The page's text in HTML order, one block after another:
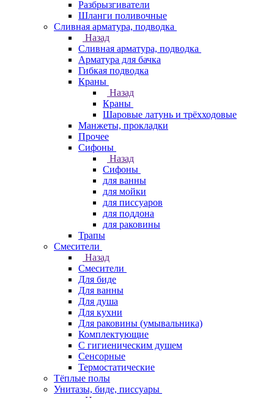
Разбрызгиватели
Шланги поливочные
Сливная арматура, подводка
Назад
Сливная арматура, подводка
Арматура для бачка
Гибкая подводка
Краны
Назад
Краны
Шаровые латунь и трёхходовые
Манжеты, прокладки
Прочее
Сифоны
Назад
Сифоны
для ванны
для мойки
для писсуаров
для поддона
для раковины
Трапы
Смесители
Назад
Смесители
Для биде
Для ванны
Для душа
Для кухни
Для раковины (умывальника)
Комплектующие
С гигиеническим душем
Сенсорные
Термостатические
Тёплые полы
Унитазы, биде, писсуары